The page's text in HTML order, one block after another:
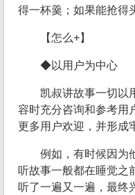
得一杯羹；如果能抢得
【怎么+】
◆以用户为中心
凯叔讲故事一切以
容时充分咨询和参考用
更多用户欢迎，并形成
例如，有时候因为
听故事一般都在睡觉之
听了一遍又一遍，最终